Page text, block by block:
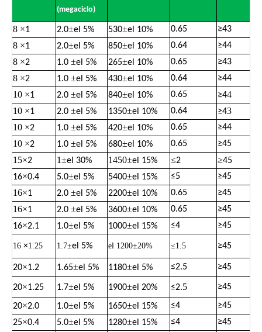
(megaciclo)
8 ×1 2.0±el 5% 530±el 10% 0.65 ≥43
8 ×1 2.0±el 5% 850±el 10% 0.64 ≥44
8 ×2 1.0 ±el 5% 265±el 10% 0.65 ≥43
8 ×2 1.0 ±el 5% 430±el 10% 0.64 ≥44
10 ×1 2.0 ±el 5% 840±el 10% 0.65 ≥44
10 ×1 2.0 ±el 5% 1350±el 10% 0.64 ≥43
10 ×2 1.0 ±el 5% 420±el 10% 0.65 ≥44
10 ×2 1.0 ±el 5% 680±el 10% 0.65 ≥45
15×2 1±el 30% 1450±el 15% ≤2 ≥45
16×0.4 5.0±el 5% 5400±el 15% ≤5 ≥45
16×1 2.0 ±el 5% 2200±el 10% 0.65 ≥45
16×1 2.0 ±el 5% 3600±el 10% 0.65 ≥45
16×2.1 1.0±el 5% 1000±el 15% ≤4 ≥45
16 ×1.25 1.7±el 5% el 1200±20% ≤1.5 ≥45
20×1.2 1.65±el 5% 1180±el 5% ≤2.5 ≥45
20×1.25 1.7±el 5% 1900±el 20% ≤2.5 ≥45
20×2.0 1.0±el 5% 1650±el 15% ≤4 ≥45
25×0.4 5.0±el 5% 1280±el 15% ≤4 ≥45